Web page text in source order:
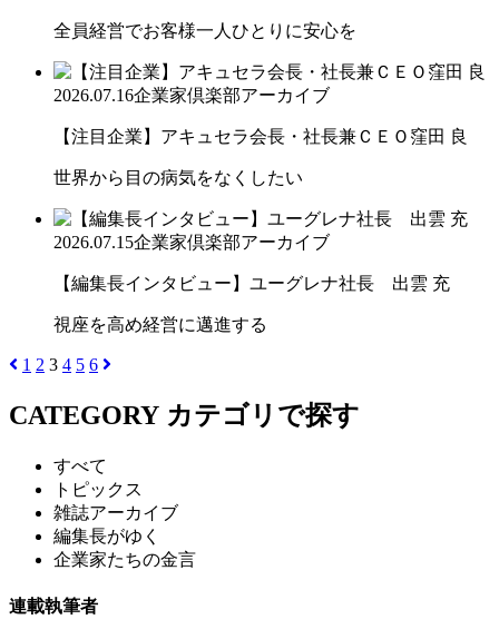
全員経営でお客様一人ひとりに安心を
2026.07.16企業家倶楽部アーカイブ
【注目企業】アキュセラ会長・社長兼ＣＥＯ窪田 良
世界から目の病気をなくしたい
2026.07.15企業家倶楽部アーカイブ
【編集長インタビュー】ユーグレナ社長 出雲 充
視座を高め経営に邁進する
1 2 3 4 5 6
CATEGORY カテゴリで探す
すべて
トピックス
雑誌アーカイブ
編集長がゆく
企業家たちの金言
連載執筆者